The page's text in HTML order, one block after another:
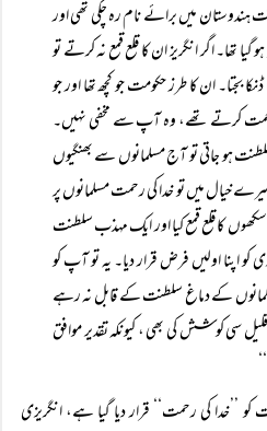
میں برائے نام رہ چکی تھی اور
تھا۔ اگر انگریز ان کا قلع قمع نہ کرتے تو
بجتا۔ ان کا طرز حکومت جو کچھ تھا اور جو
کرتے تھے، وہ آپ سے مخفی نہیں۔
ہو جاتی تو آج مسلمانوں سے بھنگیوں
خیال میں تو خدا کی رحمت مسلمانوں پر
کا قلع قمع کیا اور ایک مہذب سلطنت
اپنا اولیں فرض قرار دیا۔ یہ تو آپ کو
کے دماغ سلطنت کے قابل نہ رہے
سی کوشش کی بھی ، کیونکہ تقدیر موافق
’’خدا کی رحمت‘‘ قرار دیا گیا ہے، انگریزی